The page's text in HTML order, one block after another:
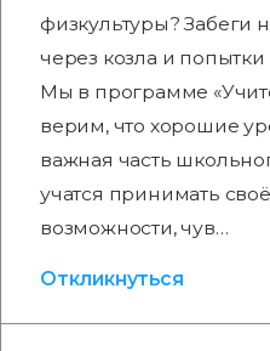
физкультуры? Забеги
через козла и попытки
Мы в программе
верим, что хорошие
важная часть
учатся принимать
возможности, чув…
Откликнуться